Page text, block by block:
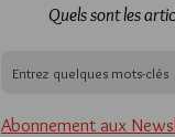
Quels sont les
Abonnement aux